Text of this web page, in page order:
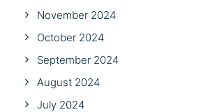
November 2024
October 2024
September 2024
August 2024
July 2024